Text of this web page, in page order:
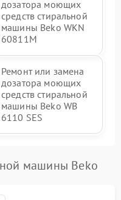
дозатора моющих
средств стиральной
машины Beko WKN
60811M
Ремонт или замена
дозатора моющих
средств стиральной
машины Beko WB
6110 SES
машины Beko